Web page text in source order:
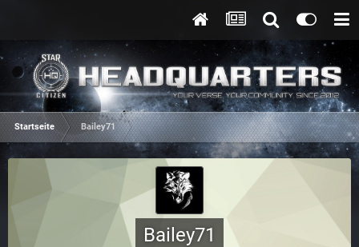
Startseite Bailey71
Bailey71